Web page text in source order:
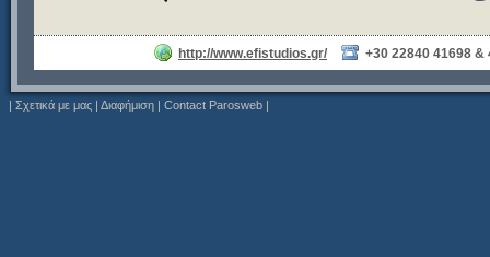
http://www.efistudios.gr/ +30 22840 41698 &
| Σχετικά με μας | Διαφήμιση | Contact Parosweb |